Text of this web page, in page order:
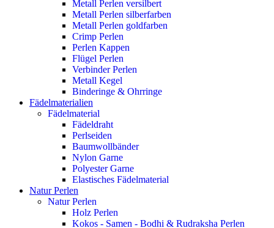
Metall Perlen versilbert
Metall Perlen silberfarben
Metall Perlen goldfarben
Crimp Perlen
Perlen Kappen
Flügel Perlen
Verbinder Perlen
Metall Kegel
Binderinge & Ohrringe
Fädelmaterialien
Fädelmaterial
Fädeldraht
Perlseiden
Baumwollbänder
Nylon Garne
Polyester Garne
Elastisches Fädelmaterial
Natur Perlen
Natur Perlen
Holz Perlen
Kokos - Samen - Bodhi & Rudraksha Perlen